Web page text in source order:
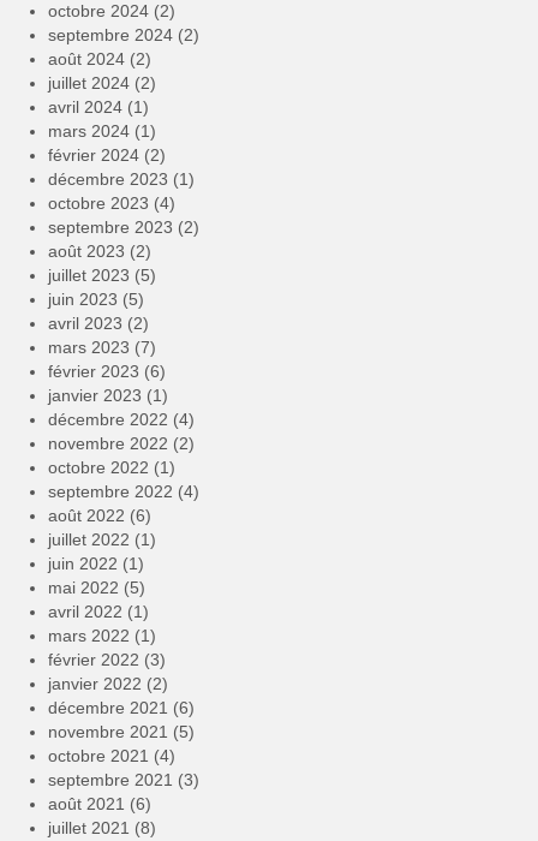
octobre 2024 (2)
septembre 2024 (2)
août 2024 (2)
juillet 2024 (2)
avril 2024 (1)
mars 2024 (1)
février 2024 (2)
décembre 2023 (1)
octobre 2023 (4)
septembre 2023 (2)
août 2023 (2)
juillet 2023 (5)
juin 2023 (5)
avril 2023 (2)
mars 2023 (7)
février 2023 (6)
janvier 2023 (1)
décembre 2022 (4)
novembre 2022 (2)
octobre 2022 (1)
septembre 2022 (4)
août 2022 (6)
juillet 2022 (1)
juin 2022 (1)
mai 2022 (5)
avril 2022 (1)
mars 2022 (1)
février 2022 (3)
janvier 2022 (2)
décembre 2021 (6)
novembre 2021 (5)
octobre 2021 (4)
septembre 2021 (3)
août 2021 (6)
juillet 2021 (8)